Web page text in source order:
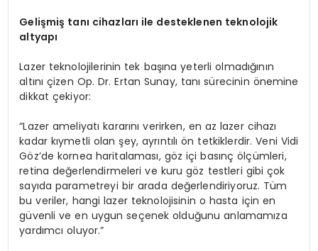
Gelişmiş tanı cihazları ile desteklenen teknolojik
altyapı
Lazer teknolojilerinin tek başına yeterli olmadığının
altını çizen Op. Dr. Ertan Sunay, tanı sürecinin önemine
dikkat çekiyor:
“Lazer ameliyatı kararını verirken, en az lazer cihazı
kadar kıymetli olan şey, ayrıntılı ön tetkiklerdir. Veni Vidi
Göz’de kornea haritalaması, göz içi basınç ölçümleri,
retina değerlendirmeleri ve kuru göz testleri gibi çok
sayıda parametreyi bir arada değerlendiriyoruz. Tüm
bu veriler, hangi lazer teknolojisinin o hasta için en
güvenli ve en uygun seçenek olduğunu anlamamıza
yardımcı oluyor.”